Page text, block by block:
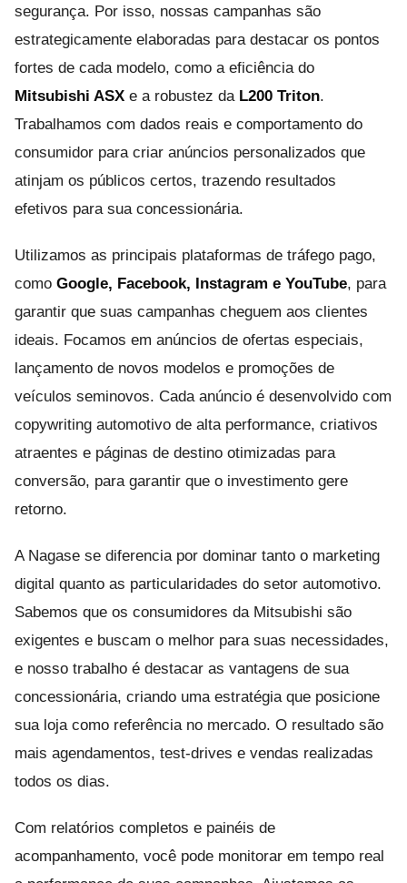
segurança. Por isso, nossas campanhas são
estrategicamente elaboradas para destacar os pontos
fortes de cada modelo, como a eficiência do
Mitsubishi ASX e a robustez da L200 Triton.
Trabalhamos com dados reais e comportamento do
consumidor para criar anúncios personalizados que
atinjam os públicos certos, trazendo resultados
efetivos para sua concessionária.
Utilizamos as principais plataformas de tráfego pago,
como Google, Facebook, Instagram e YouTube, para
garantir que suas campanhas cheguem aos clientes
ideais. Focamos em anúncios de ofertas especiais,
lançamento de novos modelos e promoções de
veículos seminovos. Cada anúncio é desenvolvido com
copywriting automotivo de alta performance, criativos
atraentes e páginas de destino otimizadas para
conversão, para garantir que o investimento gere
retorno.
A Nagase se diferencia por dominar tanto o marketing
digital quanto as particularidades do setor automotivo.
Sabemos que os consumidores da Mitsubishi são
exigentes e buscam o melhor para suas necessidades,
e nosso trabalho é destacar as vantagens de sua
concessionária, criando uma estratégia que posicione
sua loja como referência no mercado. O resultado são
mais agendamentos, test-drives e vendas realizadas
todos os dias.
Com relatórios completos e painéis de
acompanhamento, você pode monitorar em tempo real